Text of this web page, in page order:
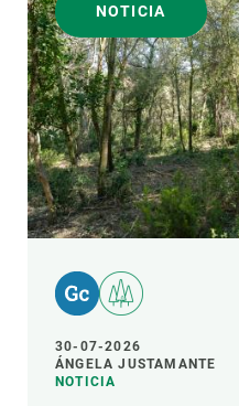
NOTICIA
30-07-2026
ÁNGELA JUSTAMANTE
NOTICIA